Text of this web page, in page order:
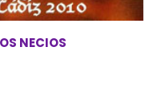
NECIOS